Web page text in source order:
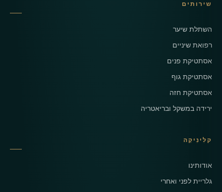
שירותים
השתלת שיער
רפואת שיניים
אסתטיקת פנים
אסתטיקת גוף
אסתטיקת חזה
ירידה במשקל ובריאטריה
קלִינִיקָה
אודותינו
גלריית לפני ואחרי